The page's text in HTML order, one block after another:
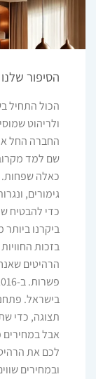
הסיפור שלנו
ולריהוט
שם למד מקרוב
כאלה שפחות.
גימורים,
כדי להבטיח
בזכות
הרהיטים
בישראל.
תצוגה, כדי
אבל במחירים
לכם את